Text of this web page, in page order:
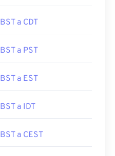
BST a CDT
BST a PST
BST a EST
BST a IDT
BST a CEST